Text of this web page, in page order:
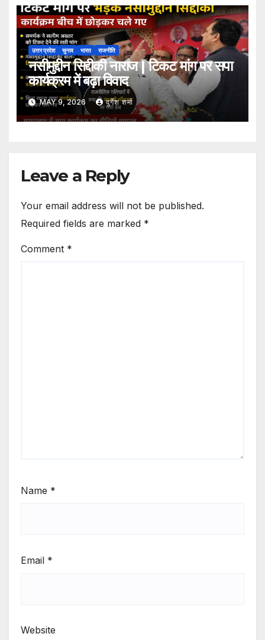
उत्तर प्रदेश चुनाव भारत राजनीति
नसीमुद्दीन सिद्दीकी नाराज | टिकट मांग पर सपा
कार्यक्रम में बढ़ा विवाद
MAY 9, 2026 दुर्गेश शर्मा
Leave a Reply
Your email address will not be published.
Required fields are marked *
Comment *
Name *
Email *
Website